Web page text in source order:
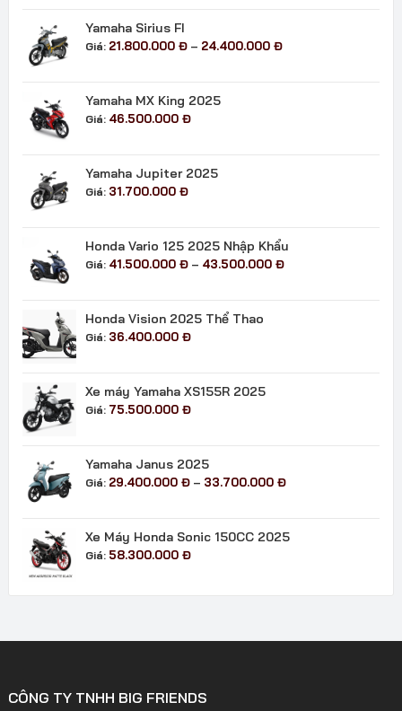
Yamaha Sirius FI
Giá: 21.800.000 Đ – 24.400.000 ĐKhoảng
Yamaha MX King 2025
Giá: 46.500.000 Đ
Yamaha Jupiter 2025
Giá: 31.700.000 Đ
Honda Vario 125 2025 Nhập Khẩu
Giá: 41.500.000 Đ – 43.500.000 ĐKhoảng
Honda Vision 2025 Thể Thao
Giá: 36.400.000 Đ
Xe máy Yamaha XS155R 2025
Giá: 75.500.000 Đ
Yamaha Janus 2025
Giá: 29.400.000 Đ – 33.700.000 ĐKhoảng
29.400.000 đ
đến
Xe Máy Honda Sonic 150CC 2025
Giá: 58.300.000 Đ
CÔNG TY TNHH BIG FRIENDS